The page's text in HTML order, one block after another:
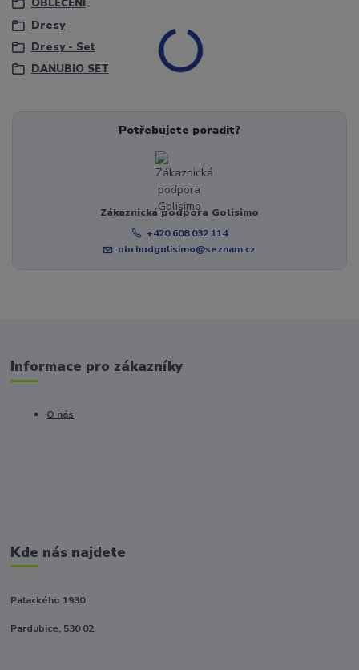
OBLEČENÍ
Dresy
Dresy - Set
DANUBIO SET
Potřebujete poradit?
Zákaznická podpora Golisimo
+420 608 032 114
obchodgolisimo@seznam.cz
Informace pro zákazníky
O nás
Kde nás najdete
Palackého 1930
Pardubice, 530 02